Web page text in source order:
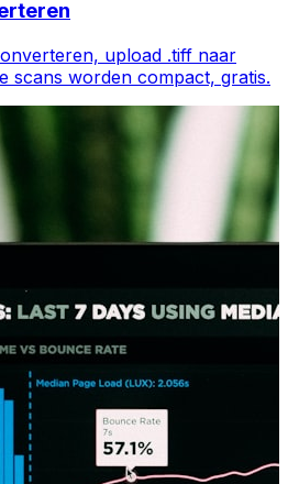
upload .tiff naar
scans worden compact, gratis.